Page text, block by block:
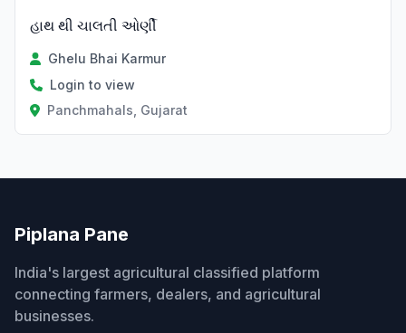
હાથ થી ચાલતી ઓર્ણી
Ghelu Bhai Karmur
Login to view
Panchmahals, Gujarat
Piplana Pane
India's largest agricultural classified platform
connecting farmers, dealers, and agricultural
businesses.